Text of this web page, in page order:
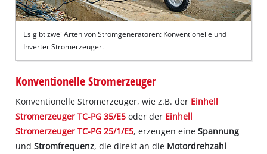
Es gibt zwei Arten von Stromgeneratoren: Konventionelle und
Inverter Stromerzeuger.
Konventionelle Stromerzeuger
Konventionelle Stromerzeuger, wie z.B. der Einhell
Stromerzeuger TC-PG 35/E5 oder der Einhell
Stromerzeuger TC-PG 25/1/E5, erzeugen eineSpannung
undStromfrequenz, die direkt an die Motordrehzahl